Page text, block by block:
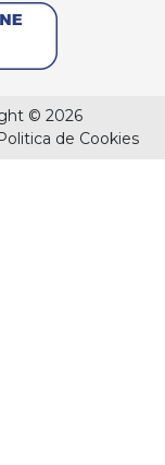
© 2026
de Cookies